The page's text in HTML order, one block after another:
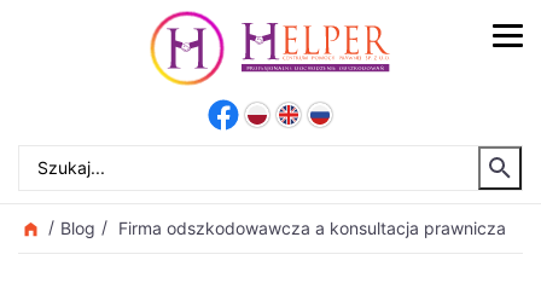
Blog Firma odszkodowawcza a konsultacja prawnicza